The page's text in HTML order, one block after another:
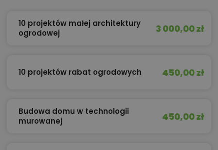
10 projektów małej architektury
ogrodowej
3 000,00 zł
10 projektów rabat ogrodowych 450,00 zł
Budowa domu w technologii
murowanej
450,00 zł